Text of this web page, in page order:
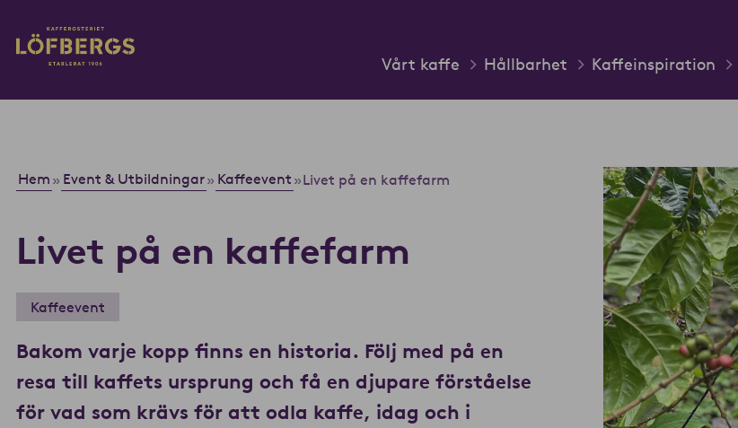
Gå till huvudinnehåll
Vårt kaffe
Hållbarhet Kaffeinspiration
Hem » Event & Utbildningar» Kaffeevent »Livet på en kaffefarm
Livet på en kaffefarm
Kaffeevent
Bakom varje kopp finns en historia. Följ med på en
resa till kaffets ursprung och få en djupare förståelse
för vad som krävs för att odla kaffe, idag och i